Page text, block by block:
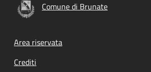
Comune di Brunate
Footer menu
Area riservata
Crediti